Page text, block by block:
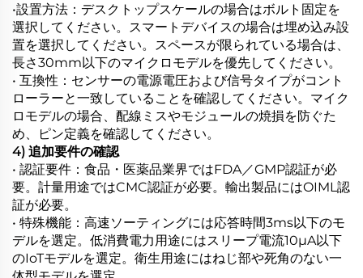
•設置方法：デスクトップスケールの場合はボルト固定を
選択してください。スマートデバイスの場合は埋め込み設
置を選択してください。スペースが限られている場合は、
長さ30mm以下のマイクロモデルを優先してください。
• 互換性：センサーの電源電圧および信号タイプがコント
ローラーと一致していることを確認してください。マイク
ロモデルの場合、配線ミスやモジュールの焼損を防ぐた
め、ピン定義を確認してください。
4) 追加要件の確認
• 認証要件：食品・医薬品業界ではFDA／GMP認証が必
要。計量用途ではCMC認証が必要。輸出製品にはOIML認
証が必要。
• 特殊機能：高速ソーティングには応答時間3ms以下のモ
デルを選定。低消費電力用途にはスリープ電流10μA以下
のIoTモデルを選定。衛生用途にはねじ部や死角のない一